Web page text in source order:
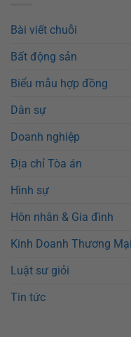
Bài viết chuỗi
Bất động sản
Biểu mẫu hợp đồng
Dân sự
Doanh nghiệp
Địa chỉ Tòa án
Hình sự
Hôn nhân & Gia đình
Kinh Doanh Thương Mại
Luật sư giỏi
Tin tức